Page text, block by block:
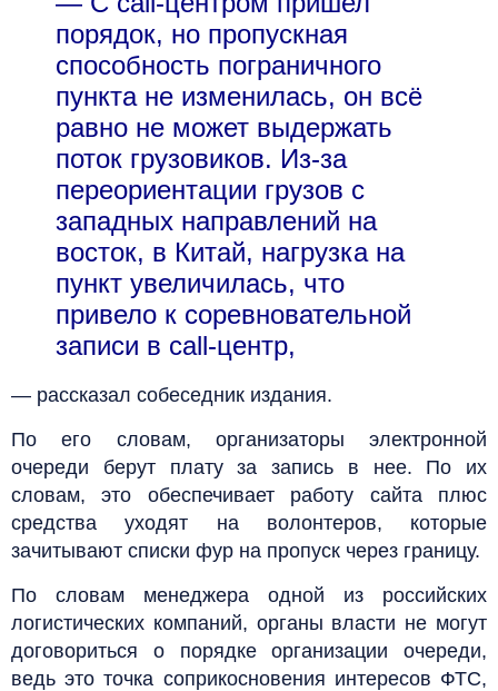
порядок, но пропускная
способность пограничного
пункта не изменилась, он всё
равно не может выдержать
поток грузовиков. Из-за
переориентации грузов с
западных направлений на
восток, в Китай, нагрузка на
пункт увеличилась, что
привело к соревновательной
записи в call-центр,
— рассказал собеседник издания.
По его словам, организаторы электронной
очереди берут плату за запись в нее. По их
словам, это обеспечивает работу сайта плюс
средства уходят на волонтеров, которые
зачитывают списки фур на пропуск через границу.
По словам менеджера одной из российских
логистических компаний, органы власти не могут
договориться о порядке организации очереди,
ведь это точка соприкосновения интересов ФТС,